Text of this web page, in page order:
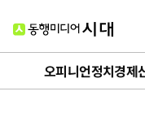
오피니언정치경제